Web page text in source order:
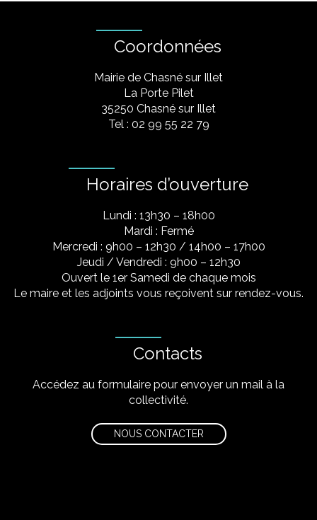
Coordonnées
Mairie de Chasné sur Illet
La Porte Pilet
35250 Chasné sur Illet
Tel : 02 99 55 22 79
Horaires d’ouverture
Lundi : 13h30 – 18h00
Mardi : Fermé
Mercredi : 9h00 – 12h30 / 14h00 – 17h00
Jeudi / Vendredi : 9h00 – 12h30
Ouvert le 1er Samedi de chaque mois
Le maire et les adjoints vous reçoivent sur rendez-vous.
Contacts
Accédez au formulaire pour envoyer un mail à la
collectivité.
NOUS CONTACTER